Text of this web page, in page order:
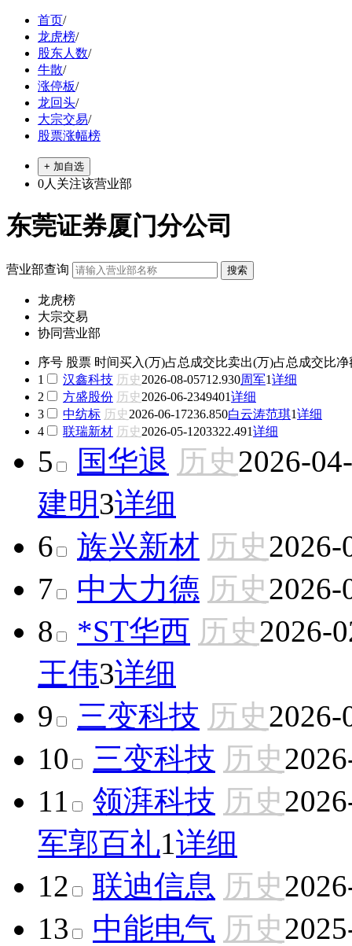
首页/
龙虎榜/
股东人数/
牛散/
涨停板/
龙回头/
大宗交易/
股票涨幅榜
+ 加自选
0人关注该营业部
东莞证券厦门分公司
营业部查询
龙虎榜
大宗交易
协同营业部
序号 股票 时间买入(万)占总成交比卖出(万)占总成交比净
1
汉鑫科技 历史 2026-08-05712.930周军1详细
2
方盛股份 历史 2026-06-2349401详细
3
中纺标 历史 2026-06-17236.850白云涛范琪1详细
4
联瑞新材 历史 2026-05-1203322.491详细
5 国华退 历史2026-
建明3详细
6
族兴新材 历史2026-
7
中大力德 历史2026-
8
*ST华西 历史2026-
王伟3详细
9
三变科技 历史2026-
10
三变科技 历史
11
领湃科技 历史
军郭百礼1详细
12
联迪信息 历史
13
中能电气 历史